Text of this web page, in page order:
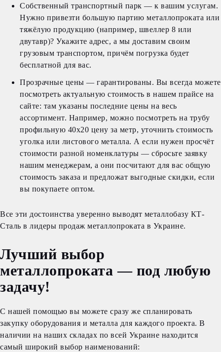
Собственный транспортный парк — к вашим услугам.
Нужно привезти большую партию металлопроката или
тяжёлую продукцию (например, швеллер 8 или
двутавр)? Укажите адрес, а мы доставим своим
грузовым транспортом, причём погрузка будет
бесплатной для вас.
Прозрачные цены — гарантированы. Вы всегда можете
посмотреть актуальную стоимость в нашем прайсе на
сайте: там указаны последние цены на весь
ассортимент. Например, можно посмотреть на трубу
профильную 40х20 цену за метр, уточнить стоимость
уголка или листового металла. А если нужен просчёт
стоимости разной номенклатуры — сбросьте заявку
нашим менеджерам, а они посчитают для вас общую
стоимость заказа и предложат выгодные скидки, если
вы покупаете оптом.
Все эти достоинства уверенно выводят металлобазу КТ-
Сталь в лидеры продаж металлопроката в Украине.
Лучший выбор
металлопроката — под любую
задачу!
С нашей помощью вы можете сразу же спланировать
закупку оборудования и металла для каждого проекта. В
наличии на наших складах по всей Украине находится
самый широкий выбор наименований: